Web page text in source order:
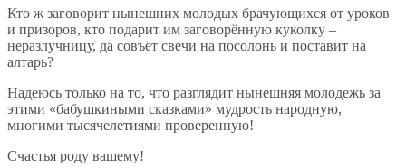
Кто ж заговорит нынешних молодых брачующихся от уроков
и призоров, кто подарит им заговорённую куколку –
неразлучницу, да совъёт свечи на посолонь и поставит на
алтарь?
Надеюсь только на то, что разглядит нынешняя молодежь за
этими «бабушкиными сказками» мудрость народную,
многими тысячелетиями проверенную!
Счастья роду вашему!